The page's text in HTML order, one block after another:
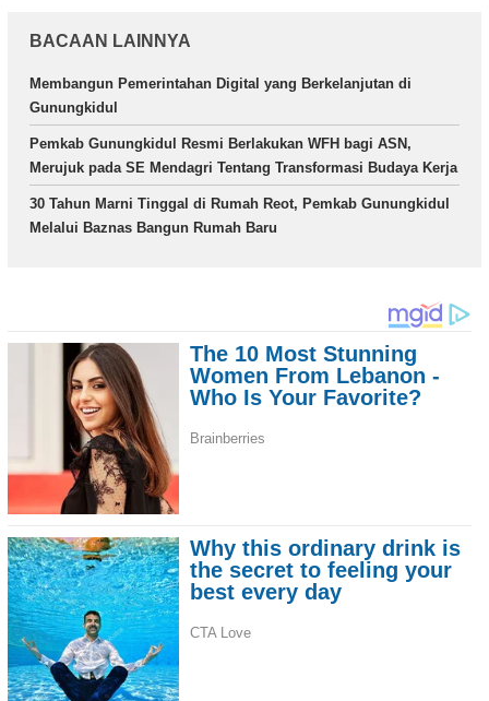
BACAAN LAINNYA
Membangun Pemerintahan Digital yang Berkelanjutan di
Gunungkidul
Pemkab Gunungkidul Resmi Berlakukan WFH bagi ASN,
Merujuk pada SE Mendagri Tentang Transformasi Budaya Kerja
30 Tahun Marni Tinggal di Rumah Reot, Pemkab Gunungkidul
Melalui Baznas Bangun Rumah Baru